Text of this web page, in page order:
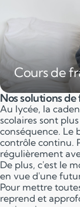
Cours de
Nos solutions
Au lycée, la
scolaires sont
conséquence. Le
contrôle continu.
régulièrement
De plus, c'est le
en vue d'une
Pour mettre
reprend et